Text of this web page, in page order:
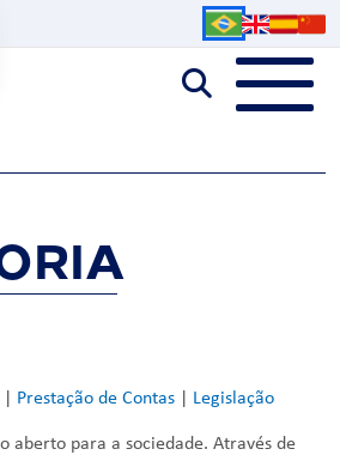
Prestação de Contas Legislação
aberto para a sociedade. Através de